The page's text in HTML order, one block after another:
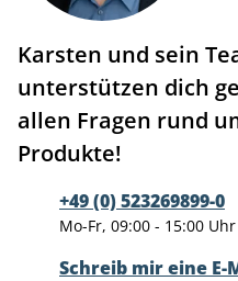
Karsten und sein
unterstützen dich
allen Fragen rund
Produkte!
+49 (0) 523269899-0
Mo-Fr, 09:00 - 15:00 Uhr
Schreib mir eine E-